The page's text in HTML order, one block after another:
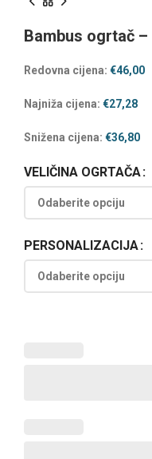
Bambus ogrtač
Redovna cijena: €46,00
Najniža cijena: €27,28
Snižena cijena: €36,80
VELIČINA OGRTAČA
PERSONALIZACIJA